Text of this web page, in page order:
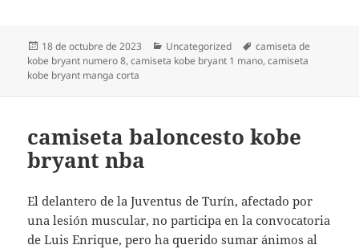
Publicado
el
18 de octubre de 2023 Categorías
Uncategorized Etiquetas
camiseta de
kobe bryant numero 8,camiseta kobe bryant 1 mano,camiseta
kobe bryant manga corta
camiseta baloncesto kobe
bryant nba
El delantero de la Juventus de Turín, afectado por
una lesión muscular, no participa en la convocatoria
de Luis Enrique, pero ha querido sumar ánimos al